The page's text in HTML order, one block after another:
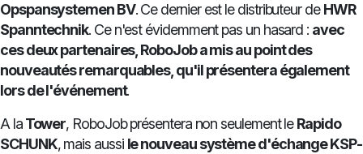
Opspansystemen BV. Ce dernier est le distributeur deHWR
Spanntechnik. Ce n'est évidemment pas un hasard : avec
ces deux partenaires, RoboJob a mis au point des
nouveautés remarquables, qu'il présentera également
lors de l'événement.
A laTower, RoboJob présentera non seulement leRapido
SCHUNK, mais aussi le nouveau système d'échange KSP-